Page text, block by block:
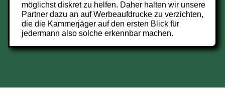
möglichst diskret zu helfen. Daher halten wir unsere
Partner dazu an auf Werbeaufdrucke zu verzichten,
die die Kammerjäger auf den ersten Blick für
jedermann also solche erkennbar machen.